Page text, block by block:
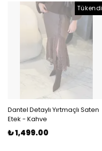
Tükendi
Dantel Detaylı Yırtmaçlı Saten
Etek - Kahve
₺ 1,499.00